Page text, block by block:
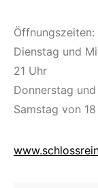
Öffnungszeiten:
Dienstag und
21 Uhr
Donnerstag
Samstag von